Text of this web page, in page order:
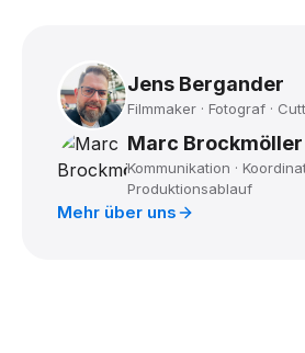
Jens Bergander
Filmmaker · Fotograf ·
Marc Brockmöller
Kommunikation ·
Produktionsablauf
Mehr über uns